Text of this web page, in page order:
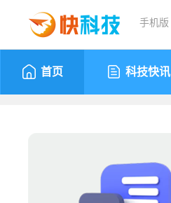
手机版
首页 科技快讯